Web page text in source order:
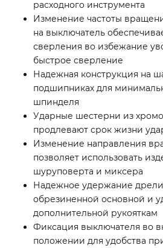
расходного инструмента
Изменение частоты
на выключатель
сверления во избежание
быстрое сверление
Надежная конструкция на
подшипниках для
шпинделя
Ударные шестерни из
продлевают срок жизни
Изменение направления
позволяет использовать
шуруповерта и миксера
Надежное удержание дрели
обрезиненной основной и
дополнительной рукояткам
Фиксация выключателя во
положении для удобства